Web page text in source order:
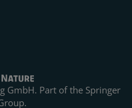
GmbH. Part of the Springer